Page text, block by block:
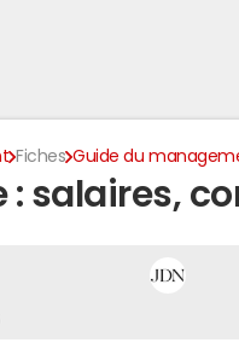
Fiches Guide du
: salaires,